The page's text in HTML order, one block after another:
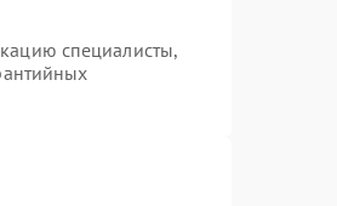
специалисты,